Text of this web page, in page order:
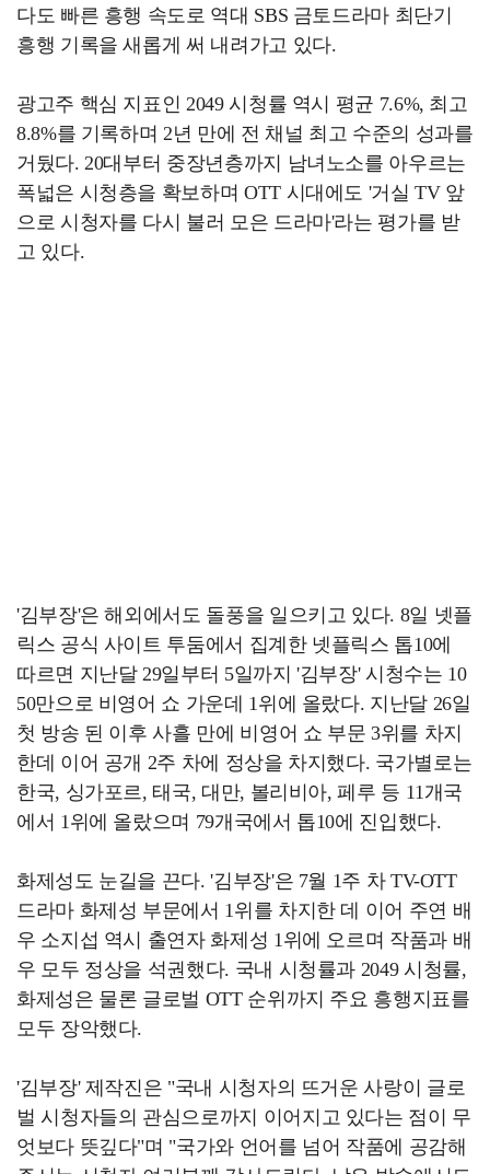
다도 빠른 흥행 속도로 역대 SBS 금토드라마 최단기
흥행 기록을 새롭게 써 내려가고 있다.
광고주 핵심 지표인 2049 시청률 역시 평균 7.6%, 최고
8.8%를 기록하며 2년 만에 전 채널 최고 수준의 성과를
거뒀다. 20대부터 중장년층까지 남녀노소를 아우르는
폭넓은 시청층을 확보하며 OTT 시대에도 '거실 TV 앞
으로 시청자를 다시 불러 모은 드라마'라는 평가를 받
고 있다.
'김부장'은 해외에서도 돌풍을 일으키고 있다. 8일 넷플
릭스 공식 사이트 투둠에서 집계한 넷플릭스 톱10에
따르면 지난달 29일부터 5일까지 '김부장' 시청수는 10
50만으로 비영어 쇼 가운데 1위에 올랐다. 지난달 26일
첫 방송 된 이후 사흘 만에 비영어 쇼 부문 3위를 차지
한데 이어 공개 2주 차에 정상을 차지했다. 국가별로는
한국, 싱가포르, 태국, 대만, 볼리비아, 페루 등 11개국
에서 1위에 올랐으며 79개국에서 톱10에 진입했다.
화제성도 눈길을 끈다. '김부장'은 7월 1주 차 TV-OTT
드라마 화제성 부문에서 1위를 차지한 데 이어 주연 배
우 소지섭 역시 출연자 화제성 1위에 오르며 작품과 배
우 모두 정상을 석권했다. 국내 시청률과 2049 시청률,
화제성은 물론 글로벌 OTT 순위까지 주요 흥행지표를
모두 장악했다.
'김부장' 제작진은 "국내 시청자의 뜨거운 사랑이 글로
벌 시청자들의 관심으로까지 이어지고 있다는 점이 무
엇보다 뜻깊다"며 "국가와 언어를 넘어 작품에 공감해